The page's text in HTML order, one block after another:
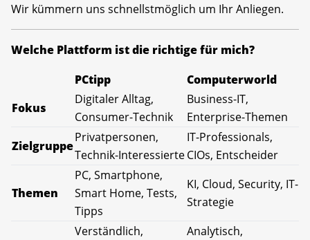
Wir kümmern uns schnellstmöglich um Ihr Anliegen.
Welche Plattform ist die richtige für mich?
PCtipp
Computerworld
Fokus
Digitaler Alltag,
Consumer-Technik
Business-IT,
Enterprise-Themen
Zielgruppe
Privatpersonen,
Technik-Interessierte
IT-Professionals,
CIOs, Entscheider
Themen
PC, Smartphone,
Smart Home, Tests,
Tipps
KI, Cloud, Security, IT-
Strategie
Verständlich,
Analytisch,